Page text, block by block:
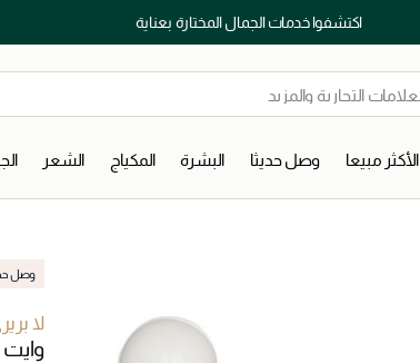
اكتشفوا خدمات الجمال المختارة بعناية
الأكثر مبيعا وصل حديثا البشرة المكياج الشعر
وصل
لا
وايت